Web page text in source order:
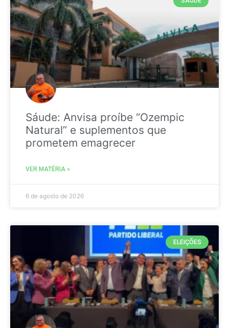
Sáude: Anvisa proíbe “Ozempic
Natural” e suplementos que
prometem emagrecer
VER MATÉRIA »
6 de agosto de 2026
ELEIÇÕES